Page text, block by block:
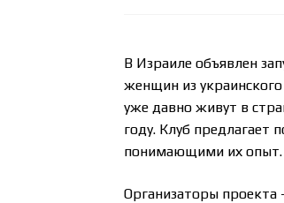
В Израиле объявлен
женщин из
уже давно живут в
году. Клуб
понимающими их опыт.
Организаторы